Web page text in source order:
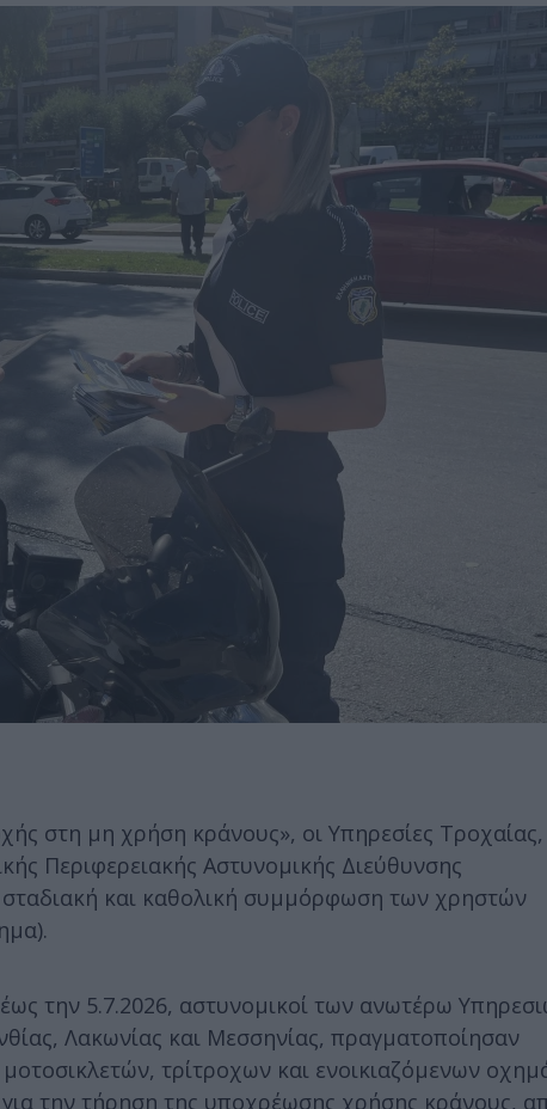
στη μη χρήση κράνους», οι Υπηρεσίες Τροχαίας,
Περιφερειακής Αστυνομικής Διεύθυνσης
και καθολική συμμόρφωση των χρηστών
την 5.7.2026, αστυνομικοί των ανωτέρω
Λακωνίας και Μεσσηνίας, πραγματοποίησαν
τρίτροχων και ενοικιαζόμενων
την τήρηση της υποχρέωσης χρήσης κράνους,